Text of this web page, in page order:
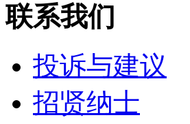
联系我们
投诉与建议
招贤纳士